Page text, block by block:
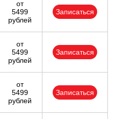
от
5499
рублей
Записаться
от
5499
рублей
Записаться
от
5499
рублей
Записаться